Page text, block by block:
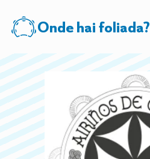
Onde hai foliada?